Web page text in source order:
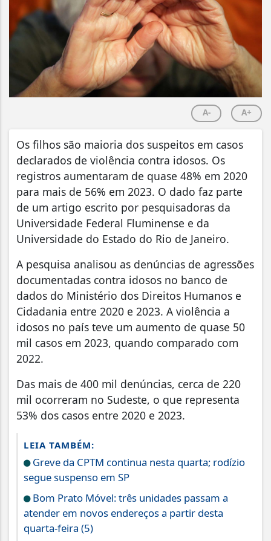
A- A+
Os filhos são maioria dos suspeitos em casos
declarados de violência contra idosos. Os
registros aumentaram de quase 48% em 2020
para mais de 56% em 2023. O dado faz parte
de um artigo escrito por pesquisadoras da
Universidade Federal Fluminense e da
Universidade do Estado do Rio de Janeiro.
A pesquisa analisou as denúncias de agressões
documentadas contra idosos no banco de
dados do Ministério dos Direitos Humanos e
Cidadania entre 2020 e 2023. A violência a
idosos no país teve um aumento de quase 50
mil casos em 2023, quando comparado com
2022.
Das mais de 400 mil denúncias, cerca de 220
mil ocorreram no Sudeste, o que representa
53% dos casos entre 2020 e 2023.
LEIA TAMBÉM:
Greve da CPTM continua nesta quarta; rodízio
segue suspenso em SP
Bom Prato Móvel: três unidades passam a
atender em novos endereços a partir desta
quarta-feira (5)